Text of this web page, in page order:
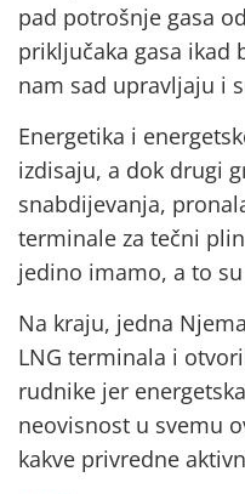
pad potrošnje gasa
priključaka gasa ikad
nam sad upravljaju i
Energetika i
izdisaju, a dok drugi
snabdijevanja,
terminale za tečni
jedino imamo, a to
Na kraju, jedna
LNG terminala i
rudnike jer
neovisnost u svemu
kakve privredne